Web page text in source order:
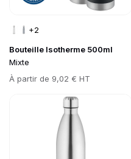
Bouteille Isotherme 500ml
Mixte
Prix
À partir de 9,02 € HT
+2
Go to product page